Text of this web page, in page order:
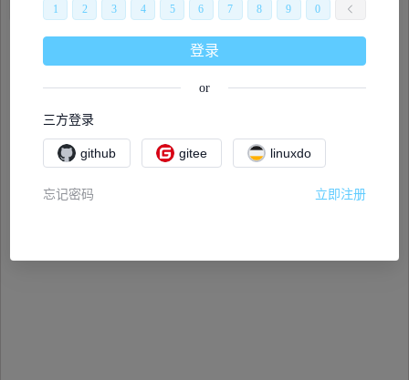
1 2 3 4 5 6 7 8 9 0
登录
or
三方登录
github gitee linuxdo
忘记密码 立即注册